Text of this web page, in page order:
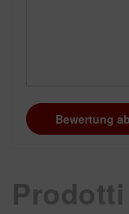
Bewertung